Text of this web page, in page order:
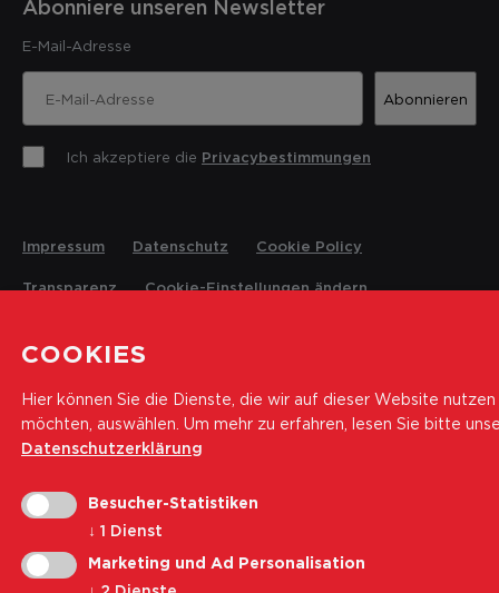
Abonniere unseren Newsletter
E-Mail-Adresse
Abonnieren
Ich akzeptiere die Privacybestimmungen
Impressum Datenschutz Cookie Policy
Transparenz Cookie-Einstellungen ändern
COOKIES
Hier können Sie die Dienste, die wir auf dieser Website nutzen
möchten, auswählen. Um mehr zu erfahren, lesen Sie bitte
Datenschutzerklärung
Besucher-Statistiken
↓ 1 Dienst
Marketing und Ad Personalisation